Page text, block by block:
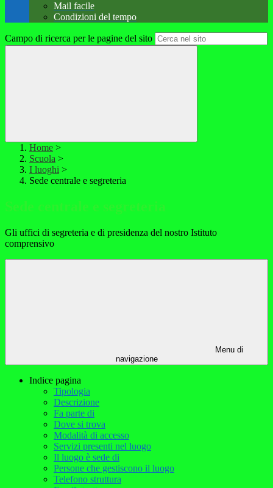
Mail facile
Condizioni del tempo
Campo di ricerca per le pagine del sito
Home >
Scuola >
I luoghi >
Sede centrale e segreteria
Sede centrale e segreteria
Gli uffici di segreteria e di presidenza del nostro Istituto
comprensivo
Menu di
navigazione
Indice pagina
Tipologia
Descrizione
Fa parte di
Dove si trova
Modalità di accesso
Servizi presenti nel luogo
Il luogo è sede di
Persone che gestiscono il luogo
Telefono struttura